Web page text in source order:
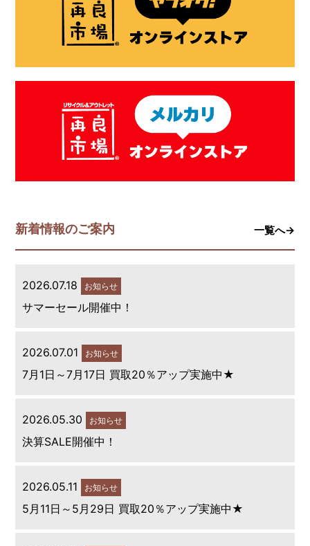
新着情報のご案内 一覧へ→
2026.07.18 お知らせ
サマーセール開催中！
2026.07.01 お知らせ
7月1日～7月17日 買取20％アップ実施中★
2026.05.30 お知らせ
決算SALE開催中！
2026.05.11 お知らせ
5月11日～5月29日 買取20％アップ実施中★